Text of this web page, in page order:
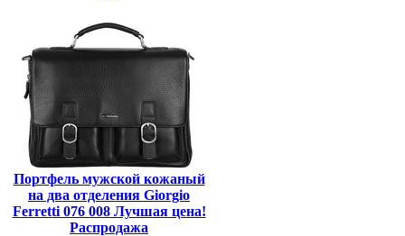
Портфель мужской кожаный
на два отделения Giorgio
Ferretti 076 008 Лучшая цена!
Распродажа